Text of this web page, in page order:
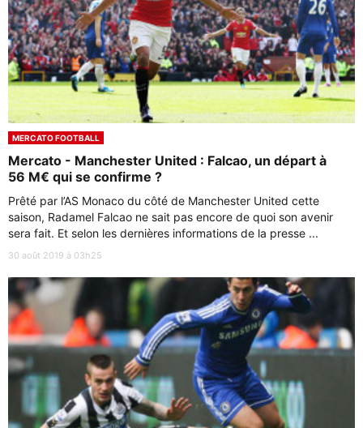
MERCATO FOOTBALL
Mercato - Manchester United : Falcao, un départ à
56 M€ qui se confirme ?
Prêté par l’AS Monaco du côté de Manchester United cette
saison, Radamel Falcao ne sait pas encore de quoi son avenir
sera fait. Et selon les dernières informations de la presse ...
30 août 2019 à 03h25